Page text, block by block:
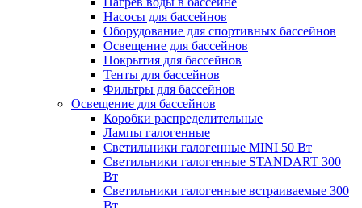
Насосы для бассейнов
Оборудование для спортивных бассейнов
Освещение для бассейнов
Покрытия для бассейнов
Тенты для бассейнов
Фильтры для бассейнов
Освещение для бассейнов
Коробки распределительные
Лампы галогенные
Светильники галогенные MINI 50 Вт
Светильники галогенные STANDART 300
Вт
Светильники галогенные встраиваемые 300
Вт